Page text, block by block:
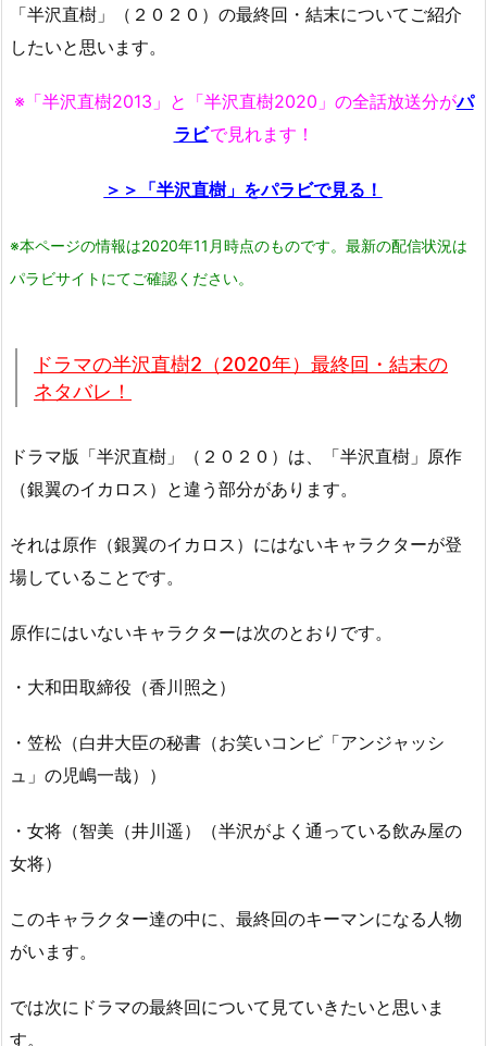
「半沢直樹」（２０２０）の最終回・結末についてご紹介
したいと思います。
※「半沢直樹2013」と「半沢直樹2020」の全話放送分がパ
ラビで見れます！
＞＞「半沢直樹」をパラビで見る！
※本ページの情報は2020年11月時点のものです。最新の配信状況は
パラビサイトにてご確認ください。
ドラマの半沢直樹2（2020年）最終回・結末の
ネタバレ！
ドラマ版「半沢直樹」（２０２０）は、「半沢直樹」原作
（銀翼のイカロス）と違う部分があります。
それは原作（銀翼のイカロス）にはないキャラクターが登
場していることです。
原作にはいないキャラクターは次のとおりです。
・大和田取締役（香川照之）
・笠松（白井大臣の秘書（お笑いコンビ「アンジャッシ
ュ」の児嶋一哉））
・女将（智美（井川遥）（半沢がよく通っている飲み屋の
女将）
このキャラクター達の中に、最終回のキーマンになる人物
がいます。
では次にドラマの最終回について見ていきたいと思いま
す。